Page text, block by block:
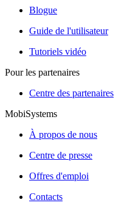
Blogue
Guide de l'utilisateur
Tutoriels vidéo
Pour les partenaires
Centre des partenaires
MobiSystems
À propos de nous
Centre de presse
Offres d'emploi
Contacts